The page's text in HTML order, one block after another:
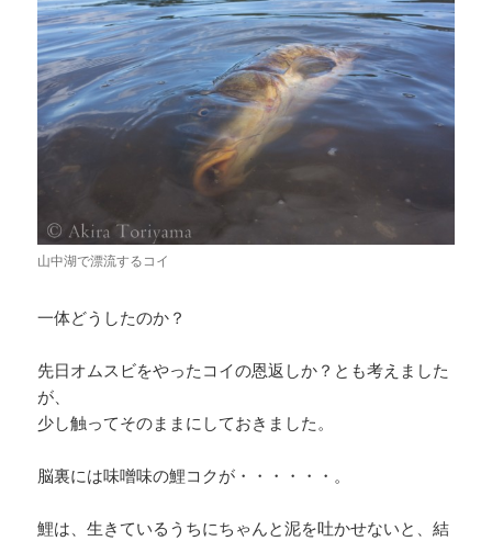
山中湖で漂流するコイ
一体どうしたのか？
先日オムスビをやったコイの恩返しか？とも考えました
が、
少し触ってそのままにしておきました。
脳裏には味噌味の鯉コクが・・・・・・。
鯉は、生きているうちにちゃんと泥を吐かせないと、結